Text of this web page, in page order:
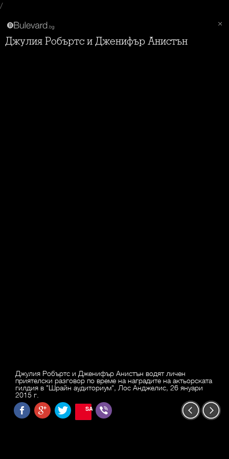
/
Джулия Робъртс и Дженифър Анистън
Джулия Робъртс и Дженифър Анистън водят личен
приятелски разговор по време на наградите на актьорската
гилдия в "Шрайн аудиториум", Лос Анджелис, 26 януари
2015 г.
SAVE